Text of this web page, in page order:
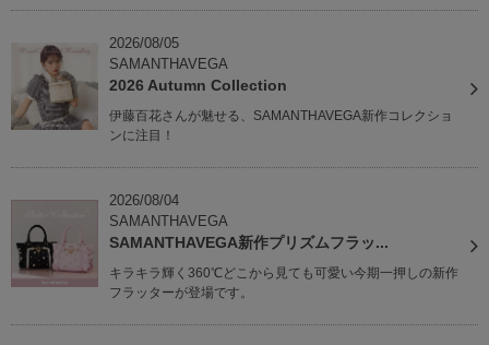
2026/08/05
SAMANTHAVEGA
2026 Autumn Collection
伊藤百花さんが魅せる、SAMANTHAVEGA新作コレクショ
ンに注目！
2026/08/04
SAMANTHAVEGA
SAMANTHAVEGA新作プリズムフラッ...
キラキラ輝く360℃どこから見ても可愛い今期一押しの新作
フラッターが登場です。